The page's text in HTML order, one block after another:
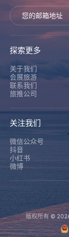
探索更多
关于我们
会展旅游
联系我们
旅推公司
关注我们
微信公众号
抖音
小红书
微博
版权所有 ©